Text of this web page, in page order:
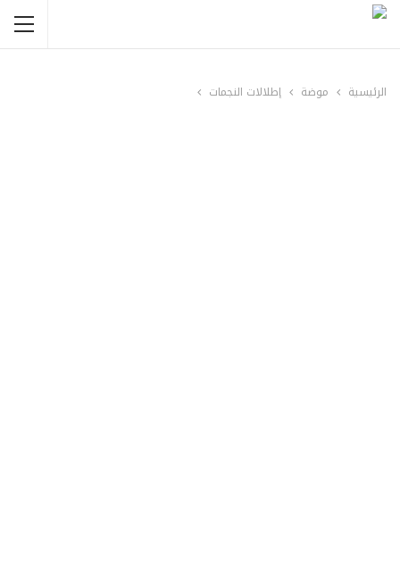
الرئيسية موضة إطلالات النجمات